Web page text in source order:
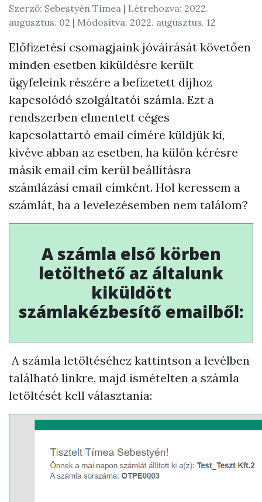
Szerző: Sebestyén Tímea | Létrehozva: 2022.
augusztus. 02 | Módosítva: 2022. augusztus. 12
Előfizetési csomagjaink jóváírását követően
minden esetben kiküldésre került
ügyfeleink részére a befizetett díjhoz
kapcsolódó szolgáltatói számla. Ezt a
rendszerben elmentett céges
kapcsolattartó email címére küldjük ki,
kivéve abban az esetben, ha külön kérésre
másik email cím kerül beállításra
számlázási email címként. Hol keressem a
számlát, ha a levelezésemben nem találom?
A számla első körben
letölthető az általunk
kiküldött
számlakézbesítő emailből:
A számla letöltéséhez kattintson a levélben
található linkre, majd ismételten a számla
letöltését kell választania: